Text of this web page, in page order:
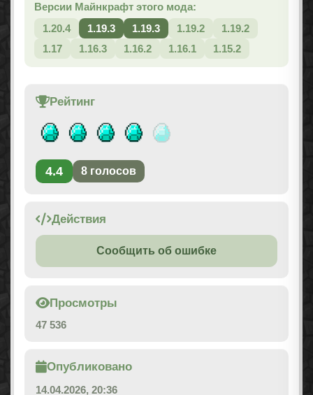
Версии Майнкрафт этого мода:
1.20.4
1.19.3 1.19.3 1.19.2
1.19.2
1.17
1.16.3 1.16.2 1.16.1 1.15.2
Рейтинг
4.4 8 голосов
Действия
Сообщить об ошибке
Просмотры
47 536
Опубликовано
14.04.2026, 20:36